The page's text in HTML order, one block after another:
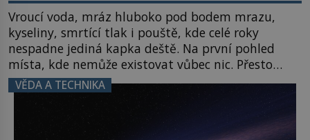
Vroucí voda, mráz hluboko pod bodem mrazu,
kyseliny, smrtící tlak i pouště, kde celé roky
nespadne jediná kapka deště. Na první pohled
místa, kde nemůže existovat vůbec nic. Přesto
právě tady vědci objevují organismy, které
posouvají hranice života. Každý nový nález mění
naše představy o tom, co všechno dokáže příroda a
napovídá, kde bychom jednou […]
VĚDA A TECHNIKA